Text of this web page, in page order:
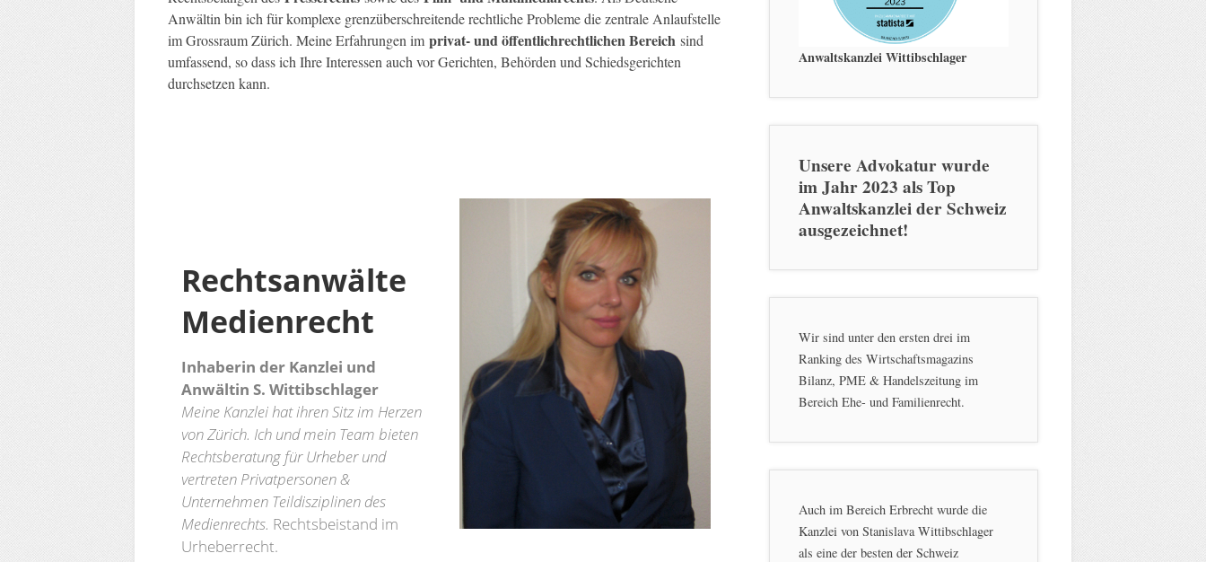
Anwältin bin ich für komplexe grenzüberschreitende rechtliche Probleme die zentrale Anlaufstelle
im Grossraum Zürich. Meine Erfahrungen im privat- und öffentlichrechtlichen Bereich sind
umfassend, so dass ich Ihre Interessen auch vor Gerichten, Behörden und Schiedsgerichten
durchsetzen kann.
Rechtsanwälte
Medienrecht
Inhaberin der Kanzlei und
Anwältin S. Wittibschlager
Meine Kanzlei hat ihren Sitz im Herzen
von Zürich. Ich und mein Team bieten
Rechtsberatung für Urheber und
vertreten Privatpersonen &
Unternehmen Teildisziplinen des
Medienrechts. Rechtsbeistand im
Urheberrecht.
Anwaltskanzlei Wittibschlager
Unsere Advokatur wurde
im Jahr 2023 als Top
Anwaltskanzlei der Schweiz
ausgezeichnet!
Wir sind unter den ersten drei im
Ranking des Wirtschaftsmagazins
Bilanz, PME & Handelszeitung im
Bereich Ehe- und Familienrecht.
Auch im Bereich Erbrecht wurde die
Kanzlei von Stanislava Wittibschlager
als eine der besten der Schweiz